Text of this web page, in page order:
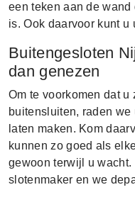
een teken aan de
is. Ook daarvoor kunt u
Buitengesloten
dan genezen
Om te voorkomen dat
buitensluiten, raden
laten maken. Kom
kunnen zo goed als
gewoon terwijl u
slotenmaker en we